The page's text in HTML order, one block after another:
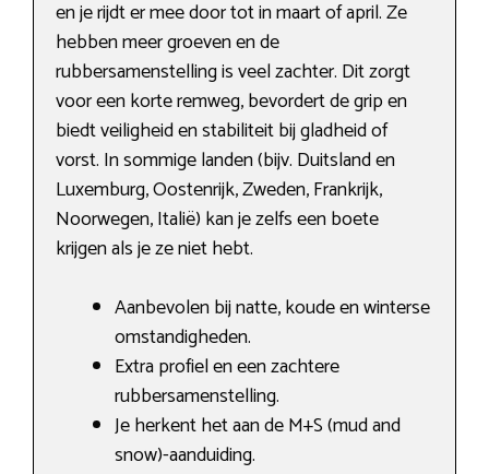
en je rijdt er mee door tot in maart of april. Ze
hebben meer groeven en de
rubbersamenstelling is veel zachter. Dit zorgt
voor een korte remweg, bevordert de grip en
biedt veiligheid en stabiliteit bij gladheid of
vorst. In sommige landen (bijv. Duitsland en
Luxemburg, Oostenrijk, Zweden, Frankrijk,
Noorwegen, Italië) kan je zelfs een boete
krijgen als je ze niet hebt.
Aanbevolen bij natte, koude en winterse
omstandigheden.
Extra profiel en een zachtere
rubbersamenstelling.
Je herkent het aan de M+S (mud and
snow)-aanduiding.